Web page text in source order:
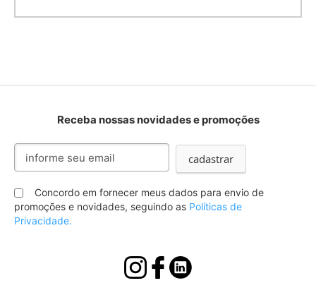
Receba nossas novidades e promoções
Inscreva-
nossa
Newsletter:
cadastrar
Concordo em fornecer meus dados para envio de
promoções e novidades, seguindo as Políticas de
Privacidade.